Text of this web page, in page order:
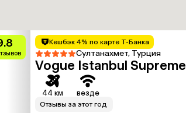
Кешбэк 4% по карте Т-Банка
Султанахмет, Турция
Vogue Istanbul Supreme
44 км везде
Отзывы за этот год